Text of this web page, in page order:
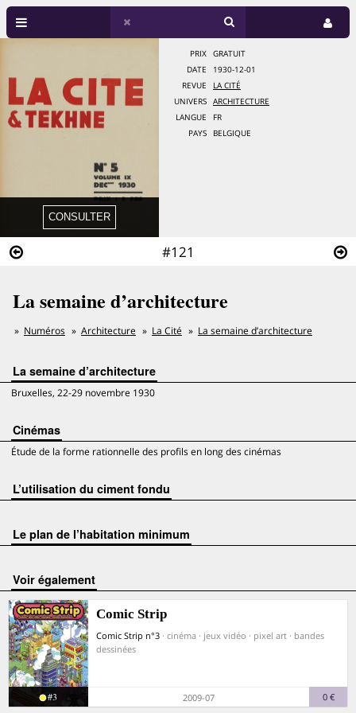
#121
PRIX
GRATUIT
DATE
1930-12-01
REVUE
LA CITÉ
UNIVERS
ARCHITECTURE
LANGUE
FR
PAYS
BELGIQUE
La semaine d’architecture
Numéros Architecture La Cité La semaine d’architecture
La semaine d’architecture
Bruxelles, 22-29 novembre 1930
Cinémas
Étude de la forme rationnelle des profils en long des cinémas
L’utilisation du ciment fondu
Le plan de l’habitation minimum
voir également
Comic Strip
Comic Strip n°3 · cinéma · jeux vidéo · pixel art · bandes
dessinées
#3 2009-07 0 €